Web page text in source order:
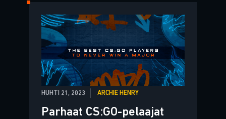
HUHTI 21, 2023 ARCHIE HENRY
Parhaat CS:GO-pelaajat